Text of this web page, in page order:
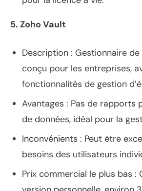
5. Zoho Vault
Description : Gestionnaire
conçu pour les entreprises,
fonctionnalités de gestion
Avantages : Pas de rapports
de données, idéal pour la
Inconvénients : Peut être
besoins des utilisateurs
Prix commercial le plus bas :